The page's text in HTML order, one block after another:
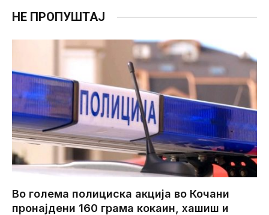
НЕ ПРОПУШТАЈ
Во голема полициска акција во Кочани
пронајдени 160 грама кокаин, хашиш и